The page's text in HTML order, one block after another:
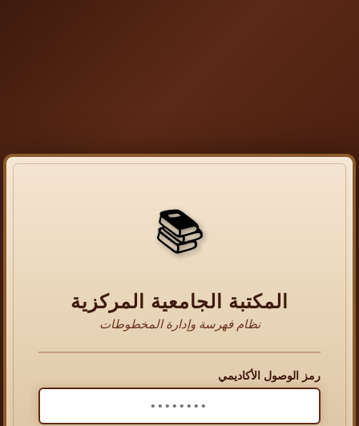
📚
المكتبة الجامعية المركزية
نظام فهرسة وإدارة المخطوطات
رمز الوصول الأكاديمي